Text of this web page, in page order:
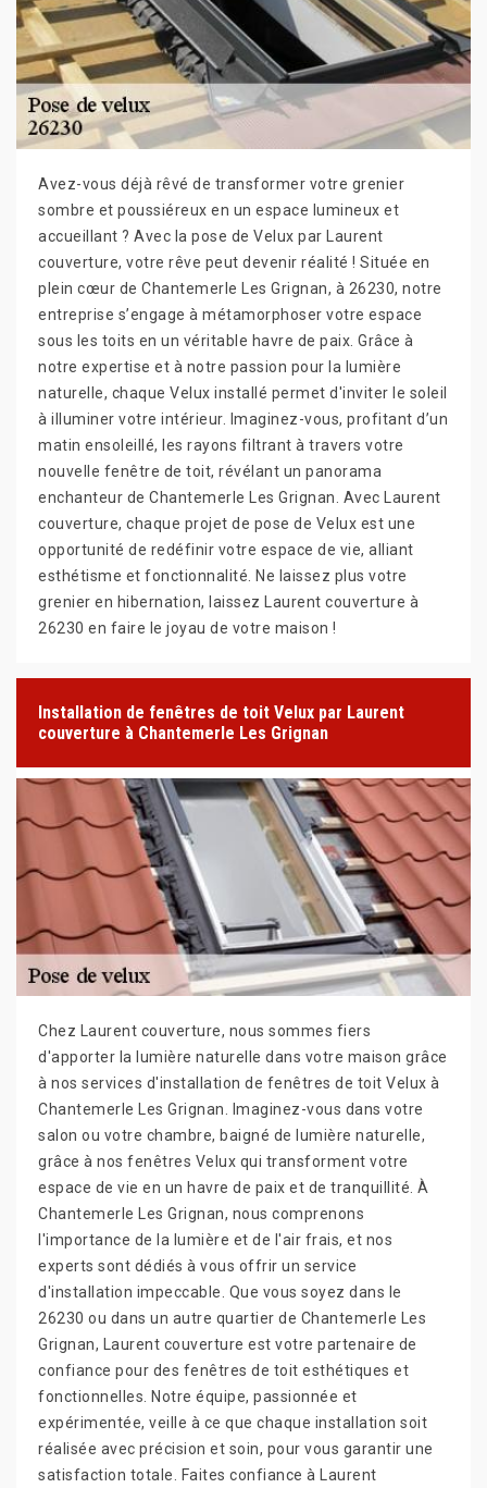
Avez-vous déjà rêvé de transformer votre grenier
sombre et poussiéreux en un espace lumineux et
accueillant ? Avec la pose de Velux par Laurent
couverture, votre rêve peut devenir réalité ! Située en
plein cœur de Chantemerle Les Grignan, à 26230, notre
entreprise s’engage à métamorphoser votre espace
sous les toits en un véritable havre de paix. Grâce à
notre expertise et à notre passion pour la lumière
naturelle, chaque Velux installé permet d'inviter le soleil
à illuminer votre intérieur. Imaginez-vous, profitant d’un
matin ensoleillé, les rayons filtrant à travers votre
nouvelle fenêtre de toit, révélant un panorama
enchanteur de Chantemerle Les Grignan. Avec Laurent
couverture, chaque projet de pose de Velux est une
opportunité de redéfinir votre espace de vie, alliant
esthétisme et fonctionnalité. Ne laissez plus votre
grenier en hibernation, laissez Laurent couverture à
26230 en faire le joyau de votre maison !
Installation de fenêtres de toit Velux par Laurent
couverture à Chantemerle Les Grignan
Chez Laurent couverture, nous sommes fiers
d'apporter la lumière naturelle dans votre maison grâce
à nos services d'installation de fenêtres de toit Velux à
Chantemerle Les Grignan. Imaginez-vous dans votre
salon ou votre chambre, baigné de lumière naturelle,
grâce à nos fenêtres Velux qui transforment votre
espace de vie en un havre de paix et de tranquillité. À
Chantemerle Les Grignan, nous comprenons
l'importance de la lumière et de l'air frais, et nos
experts sont dédiés à vous offrir un service
d'installation impeccable. Que vous soyez dans le
26230 ou dans un autre quartier de Chantemerle Les
Grignan, Laurent couverture est votre partenaire de
confiance pour des fenêtres de toit esthétiques et
fonctionnelles. Notre équipe, passionnée et
expérimentée, veille à ce que chaque installation soit
réalisée avec précision et soin, pour vous garantir une
satisfaction totale. Faites confiance à Laurent